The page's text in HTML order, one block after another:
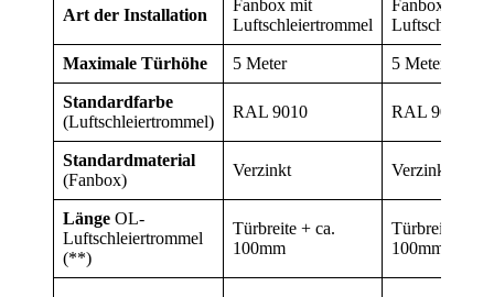
Art der Installation
Fanbox mit
Luftschleiertrommel
Fanbox mit
Maximale Türhöhe 5 Meter 5 Meter
Standardfarbe
(Luftschleiertrommel)
RAL 9010 RAL 9010
Standardmaterial
(Fanbox)
Verzinkt Verzinkt
Länge OL-
Luftschleiertrommel
(**)
Türbreite + ca.
100mm
Türbreite + ca.
100mm